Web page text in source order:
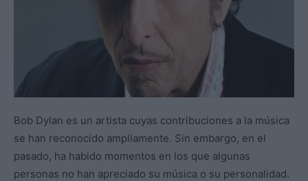
Bob Dylan es un artista cuyas contribuciones a la música
se han reconocido ampliamente. Sin embargo, en el
pasado, ha habido momentos en los que algunas
personas no han apreciado su música o su personalidad.